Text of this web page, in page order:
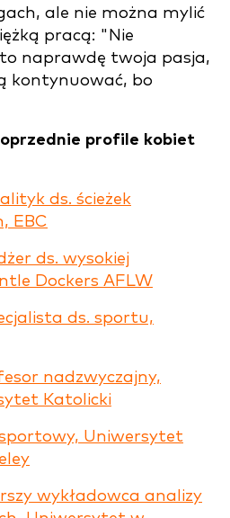
ale nie można mylić
pracą: "Nie
naprawdę twoja pasja,
kontynuować, bo
profile kobiet
ds. ścieżek
EBC
ds. wysokiej
Dockers AFLW
ds. sportu,
nadzwyczajny,
Katolicki
Uniwersytet
wykładowca analizy